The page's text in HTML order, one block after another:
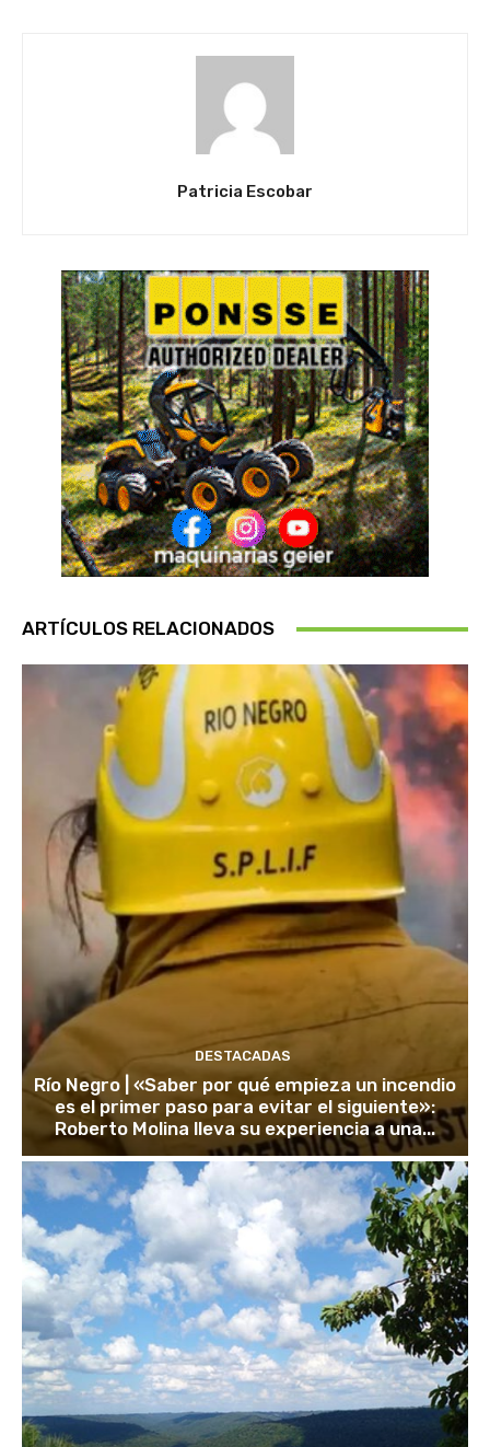
Patricia Escobar
ARTÍCULOS RELACIONADOS
DESTACADAS
Río Negro | «Saber por qué empieza un incendio
es el primer paso para evitar el siguiente»:
Roberto Molina lleva su experiencia a una...